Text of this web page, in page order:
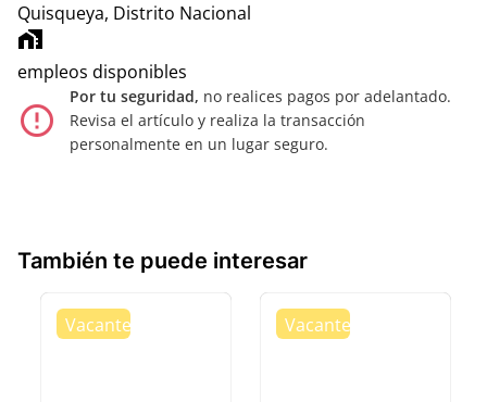
Quisqueya, Distrito Nacional
home_work
empleos disponibles
error_outline
Por tu seguridad, no realices pagos por adelantado.
Revisa el artículo y realiza la transacción
personalmente en un lugar seguro.
También te puede interesar